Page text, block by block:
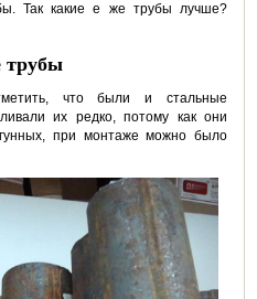
Так какие е же трубы лучше?
трубы
что были и стальные
их редко, потому как они
при монтаже можно было